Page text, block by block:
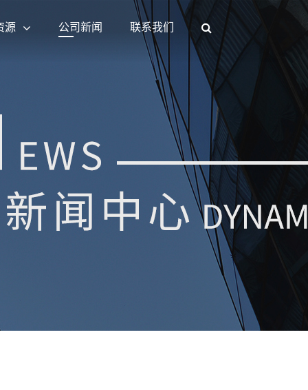
源 公司新闻 联系我们